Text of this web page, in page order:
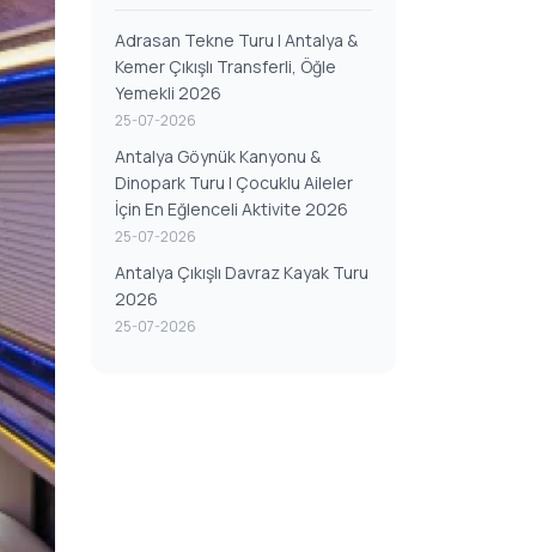
Adrasan Tekne Turu | Antalya &
Kemer Çıkışlı Transferli, Öğle
Yemekli 2026
25-07-2026
Antalya Göynük Kanyonu &
Dinopark Turu | Çocuklu Aileler
İçin En Eğlenceli Aktivite 2026
25-07-2026
Antalya Çıkışlı Davraz Kayak Turu
2026
25-07-2026